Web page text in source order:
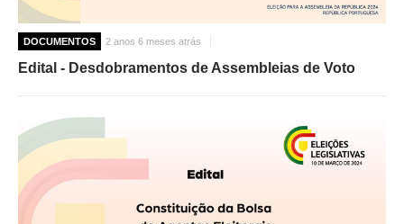
DOCUMENTOS 2 anos 6 meses atrás
Edital - Desdobramentos de Assembleias de Voto